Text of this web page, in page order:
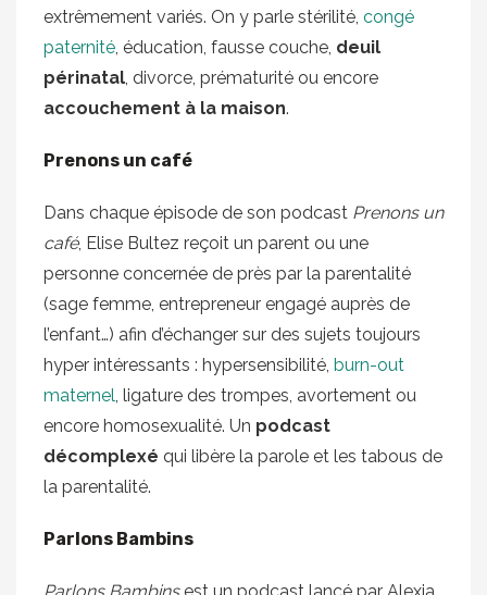
extrêmement variés. On y parle stérilité, congé
paternité, éducation, fausse couche, deuil
périnatal, divorce, prématurité ou encore
accouchement à la maison.
Prenons un café
Dans chaque épisode de son podcast Prenons un
café, Elise Bultez reçoit un parent ou une
personne concernée de près par la parentalité
(sage femme, entrepreneur engagé auprès de
l’enfant…) afin d’échanger sur des sujets toujours
hyper intéressants : hypersensibilité, burn-out
maternel, ligature des trompes, avortement ou
encore homosexualité. Un podcast
décomplexé qui libère la parole et les tabous de
la parentalité.
Parlons Bambins